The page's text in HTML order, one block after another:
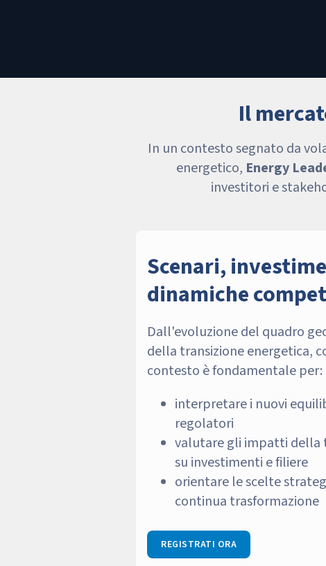
Il
In un contesto segnato da
energetico, Energy
investitori e
Scenari,
dinamiche
Dall'evoluzione del quadro
della transizione energetica,
contesto è fondamentale per:
interpretare i nuovi
regolatori
valutare gli impatti della
su investimenti e filiere
orientare le scelte
continua trasformazione
REGISTRATI ORA